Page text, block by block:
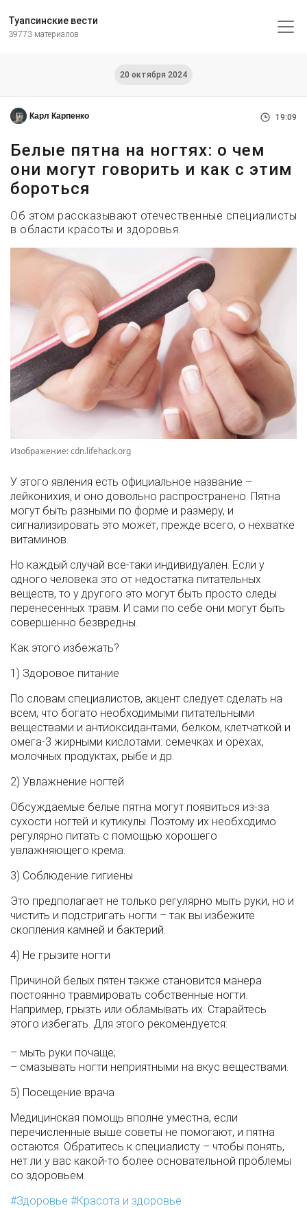
Туапсинские вести
39773 материалов
20 октября 2024
Карл Карпенко 19:09
Белые пятна на ногтях: о чем
они могут говорить и как с этим
бороться
Об этом рассказывают отечественные специалисты
в области красоты и здоровья.
Изображение: cdn.lifehack.org
У этого явления есть официальное название –
лейконихия, и оно довольно распространено. Пятна
могут быть разными по форме и размеру, и
сигнализировать это может, прежде всего, о нехватке
витаминов.
Но каждый случай все-таки индивидуален. Если у
одного человека это от недостатка питательных
веществ, то у другого это могут быть просто следы
перенесенных травм. И сами по себе они могут быть
совершенно безвредны.
Как этого избежать?
1) Здоровое питание
По словам специалистов, акцент следует сделать на
всем, что богато необходимыми питательными
веществами и антиоксидантами, белком, клетчаткой и
омега-3 жирными кислотами: семечках и орехах,
молочных продуктах, рыбе и др.
2) Увлажнение ногтей
Обсуждаемые белые пятна могут появиться из-за
сухости ногтей и кутикулы. Поэтому их необходимо
регулярно питать с помощью хорошего
увлажняющего крема.
3) Соблюдение гигиены
Это предполагает не только регулярно мыть руки, но и
чистить и подстригать ногти – так вы избежите
скопления камней и бактерий.
4) Не грызите ногти
Причиной белых пятен также становится манера
постоянно травмировать собственные ногти.
Например, грызть или обламывать их. Старайтесь
этого избегать. Для этого рекомендуется:
– мыть руки почаще;
– смазывать ногти неприятными на вкус веществами.
5) Посещение врача
Медицинская помощь вполне уместна, если
перечисленные выше советы не помогают, и пятна
остаются. Обратитесь к специалисту – чтобы понять,
нет ли у вас какой-то более основательной проблемы
со здоровьем.
Здоровье
Красота и здоровье